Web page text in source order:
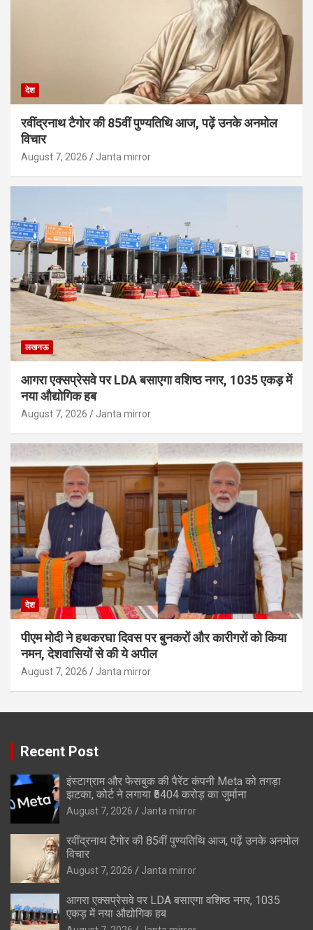
देश
रवींद्रनाथ टैगोर की 85वीं पुण्यतिथि आज, पढ़ें उनके अनमोल
विचार
August 7, 2026 Janta mirror
लखनऊ
आगरा एक्सप्रेसवे पर LDA बसाएगा वशिष्ठ नगर, 1035 एकड़ में
नया औद्योगिक हब
August 7, 2026 Janta mirror
देश
पीएम मोदी ने हथकरघा दिवस पर बुनकरों और कारीगरों को किया
नमन, देशवासियों से की ये अपील
August 7, 2026 Janta mirror
Recent Post
इंस्टाग्राम और फेसबुक की पैरेंट कंपनी Meta को तगड़ा
झटका, कोर्ट ने लगाया ₹5404 करोड़ का जुर्माना
August 7, 2026 Janta mirror
रवींद्रनाथ टैगोर की 85वीं पुण्यतिथि आज, पढ़ें उनके अनमोल
विचार
August 7, 2026 Janta mirror
आगरा एक्सप्रेसवे पर LDA बसाएगा वशिष्ठ नगर, 1035
एकड़ में नया औद्योगिक हब